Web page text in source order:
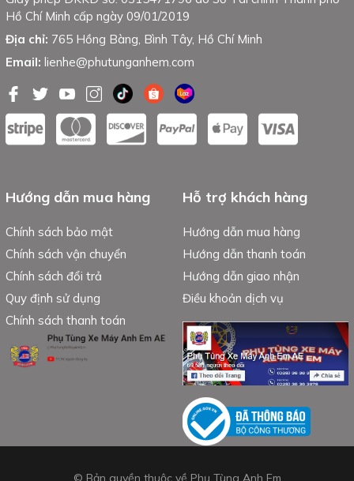
Hồ Chí Minh cấp ngày 09/01/2019
Địa chỉ: 765 Hồng Bàng, Bình Tây, Hồ Chí Minh
Email: lienhe@phutunganhem.com
Hướng dẫn mua hàng
Chính sách bảo mật
Chính sách vận chuyển
Chính sách đổi trả
Quy định sử dụng
Chính sách thanh toán
Hỗ trợ khách hàng
Hướng dẫn mua hàng
Hướng dẫn thanh toán
Hướng dẫn giao nhận
Điều khoản dịch vụ
© Bản quyền thuộc về Phụ Tùng Anh Em